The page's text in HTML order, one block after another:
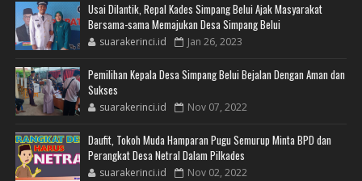
Usai Dilantik, Repal Kades Simpang Belui Ajak Masyarakat
Bersama-sama Memajukan Desa Simpang Belui
suarakerinci.id Jan 26, 2023
Pemilihan Kepala Desa Simpang Belui Bejalan Dengan Aman dan
Sukses
suarakerinci.id Nov 07, 2022
Daufit, Tokoh Muda Hamparan Pugu Semurup Minta BPD dan
Perangkat Desa Netral Dalam Pilkades
suarakerinci.id Nov 02, 2022